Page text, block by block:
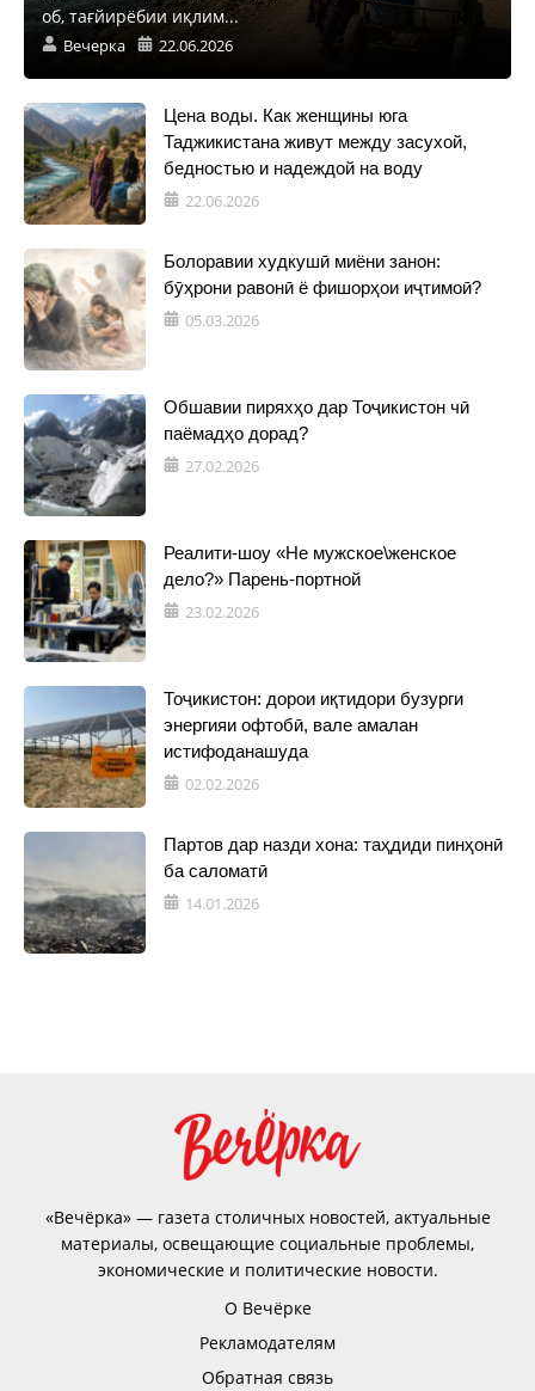
об, тағйирёбии иқлим...
Вечерка 22.06.2026
Цена воды. Как женщины юга
Таджикистана живут между засухой,
бедностью и надеждой на воду
22.06.2026
Болоравии худкушӣ миёни занон:
бӯҳрони равонӣ ё фишорҳои иҷтимоӣ?
05.03.2026
Обшавии пиряхҳо дар Тоҷикистон чӣ
паёмадҳо дорад?
27.02.2026
Реалити-шоу «Не мужское\женское
дело?» Парень-портной
23.02.2026
Тоҷикистон: дорои иқтидори бузурги
энергияи офтобӣ, вале амалан
истифоданашуда
02.02.2026
Партов дар назди хона: таҳдиди пинҳонӣ
ба саломатӣ
14.01.2026
«Вечёрка» — газета столичных новостей, актуальные
материалы, освещающие социальные проблемы,
экономические и политические новости.
О Вечёрке
Рекламодателям
Обратная связь